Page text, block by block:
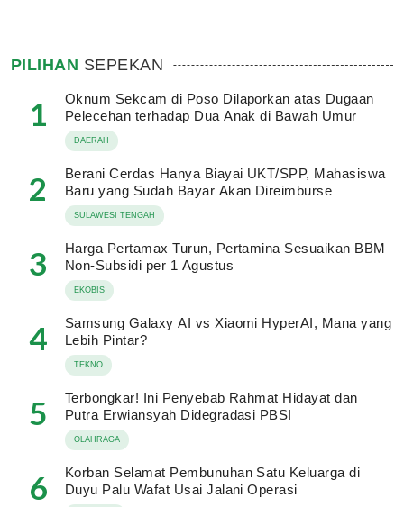
PILIHAN SEPEKAN
1
Oknum Sekcam di Poso Dilaporkan atas Dugaan
Pelecehan terhadap Dua Anak di Bawah Umur
DAERAH
2
Berani Cerdas Hanya Biayai UKT/SPP, Mahasiswa
Baru yang Sudah Bayar Akan Direimburse
SULAWESI TENGAH
3
Harga Pertamax Turun, Pertamina Sesuaikan BBM
Non-Subsidi per 1 Agustus
EKOBIS
4
Samsung Galaxy AI vs Xiaomi HyperAI, Mana yang
Lebih Pintar?
TEKNO
5
Terbongkar! Ini Penyebab Rahmat Hidayat dan
Putra Erwiansyah Didegradasi PBSI
OLAHRAGA
6
Korban Selamat Pembunuhan Satu Keluarga di
Duyu Palu Wafat Usai Jalani Operasi